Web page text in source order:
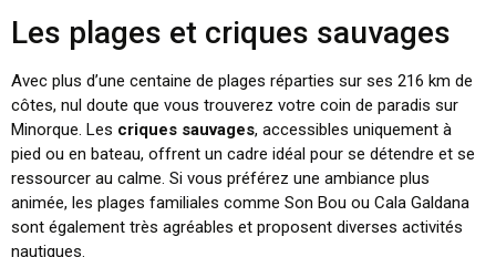
Les plages et criques sauvages
Avec plus d’une centaine de plages réparties sur ses 216 km de
côtes, nul doute que vous trouverez votre coin de paradis sur
Minorque. Les criques sauvages, accessibles uniquement à
pied ou en bateau, offrent un cadre idéal pour se détendre et se
ressourcer au calme. Si vous préférez une ambiance plus
animée, les plages familiales comme Son Bou ou Cala Galdana
sont également très agréables et proposent diverses activités
nautiques.